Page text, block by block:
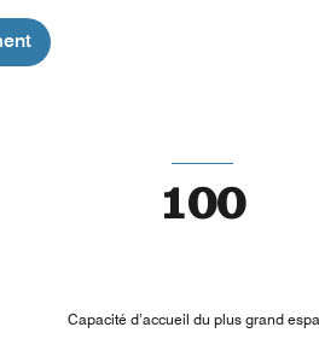
100
Capacité d’accueil du plus grand